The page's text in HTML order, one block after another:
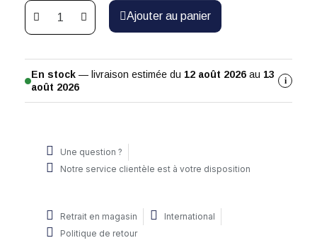
Ajouter au panier
En stock — livraison estimée du 12 août 2026 au 13
août 2026
i
Une question ?
Notre service clientèle est à votre disposition
Retrait en magasin
International
Politique de retour